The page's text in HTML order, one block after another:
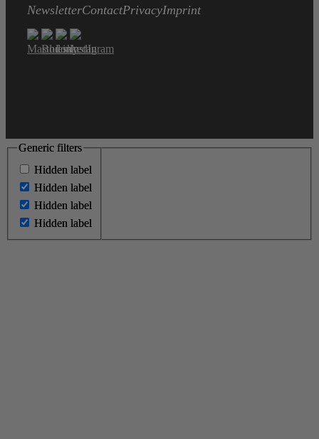
NewsletterContactPrivacyImprint
Generic filters
Hidden label
Hidden label
Hidden label
Hidden label
Generic filters
Hidden label
Hidden label
Hidden label
Hidden label